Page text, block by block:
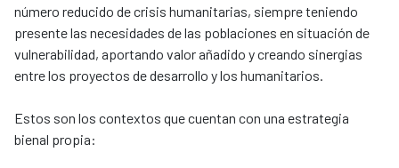
número reducido de crisis humanitarias, siempre teniendo
presente las necesidades de las poblaciones en situación de
vulnerabilidad, aportando valor añadido y creando sinergias
entre los proyectos de desarrollo y los ​humanitarios. ​
​​Estos son los contextos que cuentan con una estrategia
bienal propia:​​​​​​​